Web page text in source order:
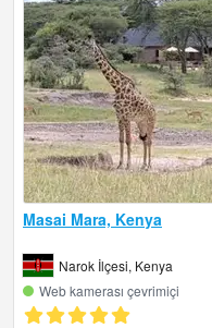
Masai Mara, Kenya
Narok İlçesi, Kenya
Web kamerası çevrimiçi